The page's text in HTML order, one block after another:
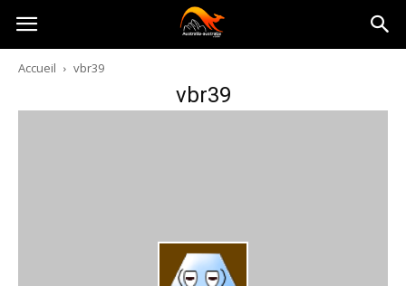
Australia-
australie.com
Accueil vbr39
vbr39